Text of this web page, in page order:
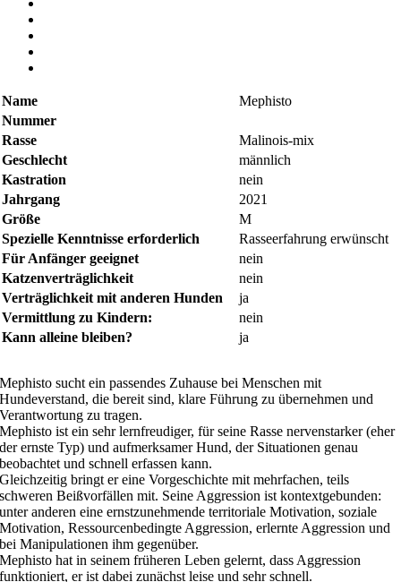
Name
Mephisto
Nummer
Rasse
Malinois-mix
Geschlecht
männlich
Kastration
nein
Jahrgang
2021
Größe
M
Spezielle Kenntnisse erforderlich
Rasseerfahrung erwünscht
Für Anfänger geeignet
nein
Katzenverträglichkeit
nein
Verträglichkeit mit anderen Hunden
ja
Vermittlung zu Kindern:
nein
Kann alleine bleiben?
ja
Mephisto sucht ein passendes Zuhause bei Menschen mit
Hundeverstand, die bereit sind, klare Führung zu übernehmen und
Verantwortung zu tragen.
Mephisto ist ein sehr lernfreudiger, für seine Rasse nervenstarker (eher
der ernste Typ) und aufmerksamer Hund, der Situationen genau
beobachtet und schnell erfassen kann.
Gleichzeitig bringt er eine Vorgeschichte mit mehrfachen, teils
schweren Beißvorfällen mit. Seine Aggression ist kontextgebunden:
unter anderen eine ernstzunehmende territoriale Motivation, soziale
Motivation, Ressourcenbedingte Aggression, erlernte Aggression und
bei Manipulationen ihm gegenüber.
Mephisto hat in seinem früheren Leben gelernt, dass Aggression
funktioniert, er ist dabei zunächst leise und sehr schnell.